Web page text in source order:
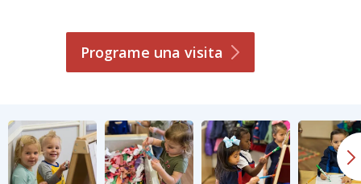
Programe unavisita